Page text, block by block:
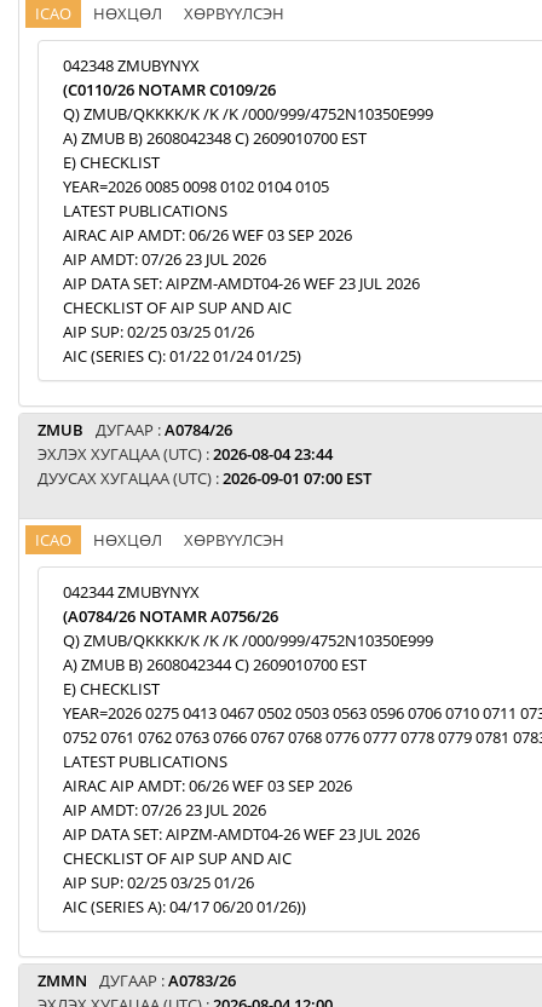
ICAO НӨХЦӨЛ ХӨРВҮҮЛСЭН
042348 ZMUBYNYX
(C0110/26 NOTAMR C0109/26
Q) ZMUB/QKKKK/K /K /K /000/999/4752N10350E999
A) ZMUB B) 2608042348 C) 2609010700 EST
E) CHECKLIST
YEAR=2026 0085 0098 0102 0104 0105
LATEST PUBLICATIONS
AIRAC AIP AMDT: 06/26 WEF 03 SEP 2026
AIP AMDT: 07/26 23 JUL 2026
AIP DATA SET: AIPZM-AMDT04-26 WEF 23 JUL 2026
CHECKLIST OF AIP SUP AND AIC
AIP SUP: 02/25 03/25 01/26
AIC (SERIES C): 01/22 01/24 01/25)
ZMUB ДУГААР :A0784/26
ЭХЛЭХ ХУГАЦАА (UTC) :2026-08-04 23:44
ДУУСАХ ХУГАЦАА (UTC) :2026-09-01 07:00 EST
ICAO НӨХЦӨЛ ХӨРВҮҮЛСЭН
042344 ZMUBYNYX
(A0784/26 NOTAMR A0756/26
Q) ZMUB/QKKKK/K /K /K /000/999/4752N10350E999
A) ZMUB B) 2608042344 C) 2609010700 EST
E) CHECKLIST
YEAR=2026 0275 0413 0467 0502 0503 0563 0596 0706 0710 0711
0752 0761 0762 0763 0766 0767 0768 0776 0777 0778 0779 0781
LATEST PUBLICATIONS
AIRAC AIP AMDT: 06/26 WEF 03 SEP 2026
AIP AMDT: 07/26 23 JUL 2026
AIP DATA SET: AIPZM-AMDT04-26 WEF 23 JUL 2026
CHECKLIST OF AIP SUP AND AIC
AIP SUP: 02/25 03/25 01/26
AIC (SERIES A): 04/17 06/20 01/26))
ZMMN ДУГААР :A0783/26